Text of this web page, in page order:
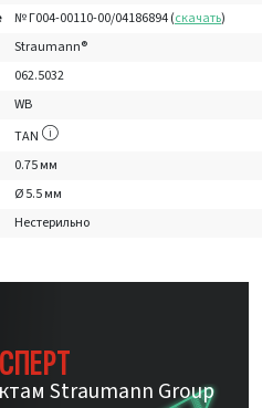
№ Г004-00110-00/04186894 (скачать)
Straumann®
062.5032
WB
TAN
0.75 мм
Ø 5.5 мм
Нестерильно
Straumann Group